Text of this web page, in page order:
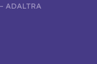
ADALTRA